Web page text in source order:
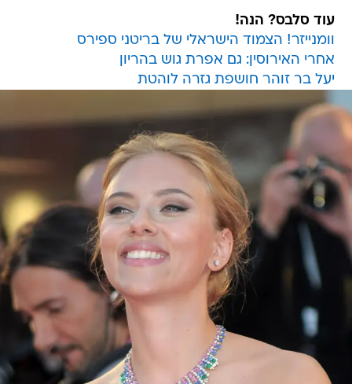
עוד סלבס? הנה!
וומנייזר! הצמוד הישראלי של בריטני ספירס
אחרי האירוסין: גם אפרת גוש בהריון
יעל בר זוהר חושפת גזרה לוהטת